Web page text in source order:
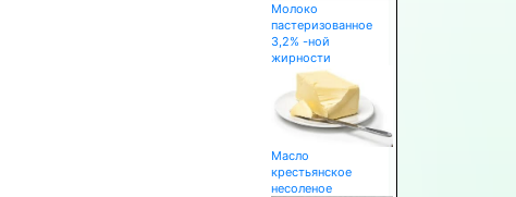
Молоко
пастеризованное
3,2% -ной
жирности
Масло
крестьянское
несоленое